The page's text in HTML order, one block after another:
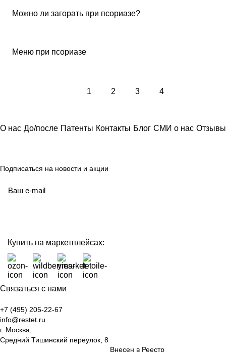
Псориаз
Можно ли загорать при псориазе?
Меню при псориазе
1 2 3 4
О нас До/после Патенты Контакты Блог СМИ о нас Отзывы
Подписаться на новости и акции
Купить на маркетплейсах:
Связаться с нами
+7 (495) 205-22-67
info@restet.ru
г. Москва,
Средний Тишинский переулок, 8
Внесен в Реестр